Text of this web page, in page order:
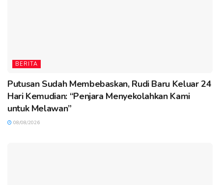
BERITA
Putusan Sudah Membebaskan, Rudi Baru Keluar 24
Hari Kemudian: “Penjara Menyekolahkan Kami
untuk Melawan”
08/08/2026